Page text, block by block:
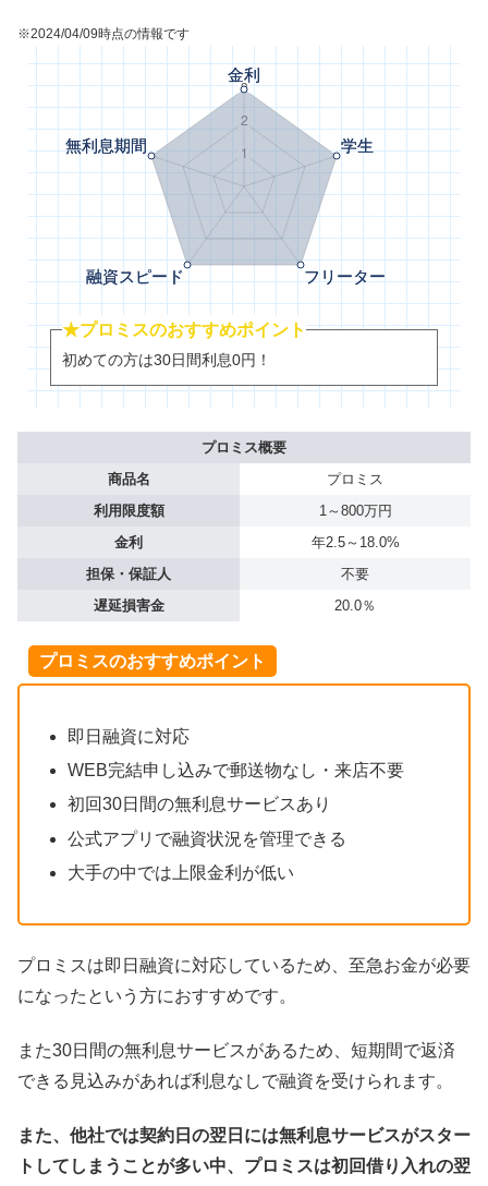
※2024/04/09時点の情報です
★プロミスのおすすめポイント
初めての方は30日間利息0円！
プロミス概要
商品名
プロミス
利用限度額
1～800万円
金利
年2.5～18.0%
担保・保証人
不要
遅延損害金
20.0％
プロミスのおすすめポイント
即日融資に対応
WEB完結申し込みで郵送物なし・来店不要
初回30日間の無利息サービスあり
公式アプリで融資状況を管理できる
大手の中では上限金利が低い
プロミスは即日融資に対応しているため、至急お金が必要
になったという方におすすめです。
また30日間の無利息サービスがあるため、短期間で返済
できる見込みがあれば利息なしで融資を受けられます。
また、他社では契約日の翌日には無利息サービスがスター
トしてしまうことが多い中、プロミスは初回借り入れの翌